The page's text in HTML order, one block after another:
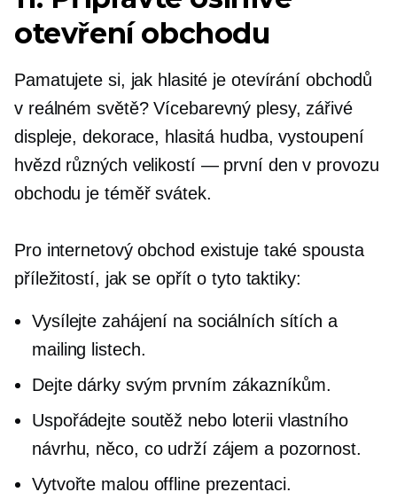
otevření obchodu
Pamatujete si, jak hlasité je otevírání obchodů
v reálném světě?Vícebarevný plesy, zářivé
displeje, dekorace, hlasitá hudba, vystoupení
hvězd různých velikostí — první den v provozu
obchodu je téměř svátek.
Pro internetový obchod existuje také spousta
příležitostí, jak se opřít o tyto taktiky:
Vysílejte zahájení na sociálních sítích a
mailing listech.
Dejte dárky svým prvním zákazníkům.
Uspořádejte soutěž nebo loterii vlastního
návrhu, něco, co udrží zájem a pozornost.
Vytvořte malou offline prezentaci.